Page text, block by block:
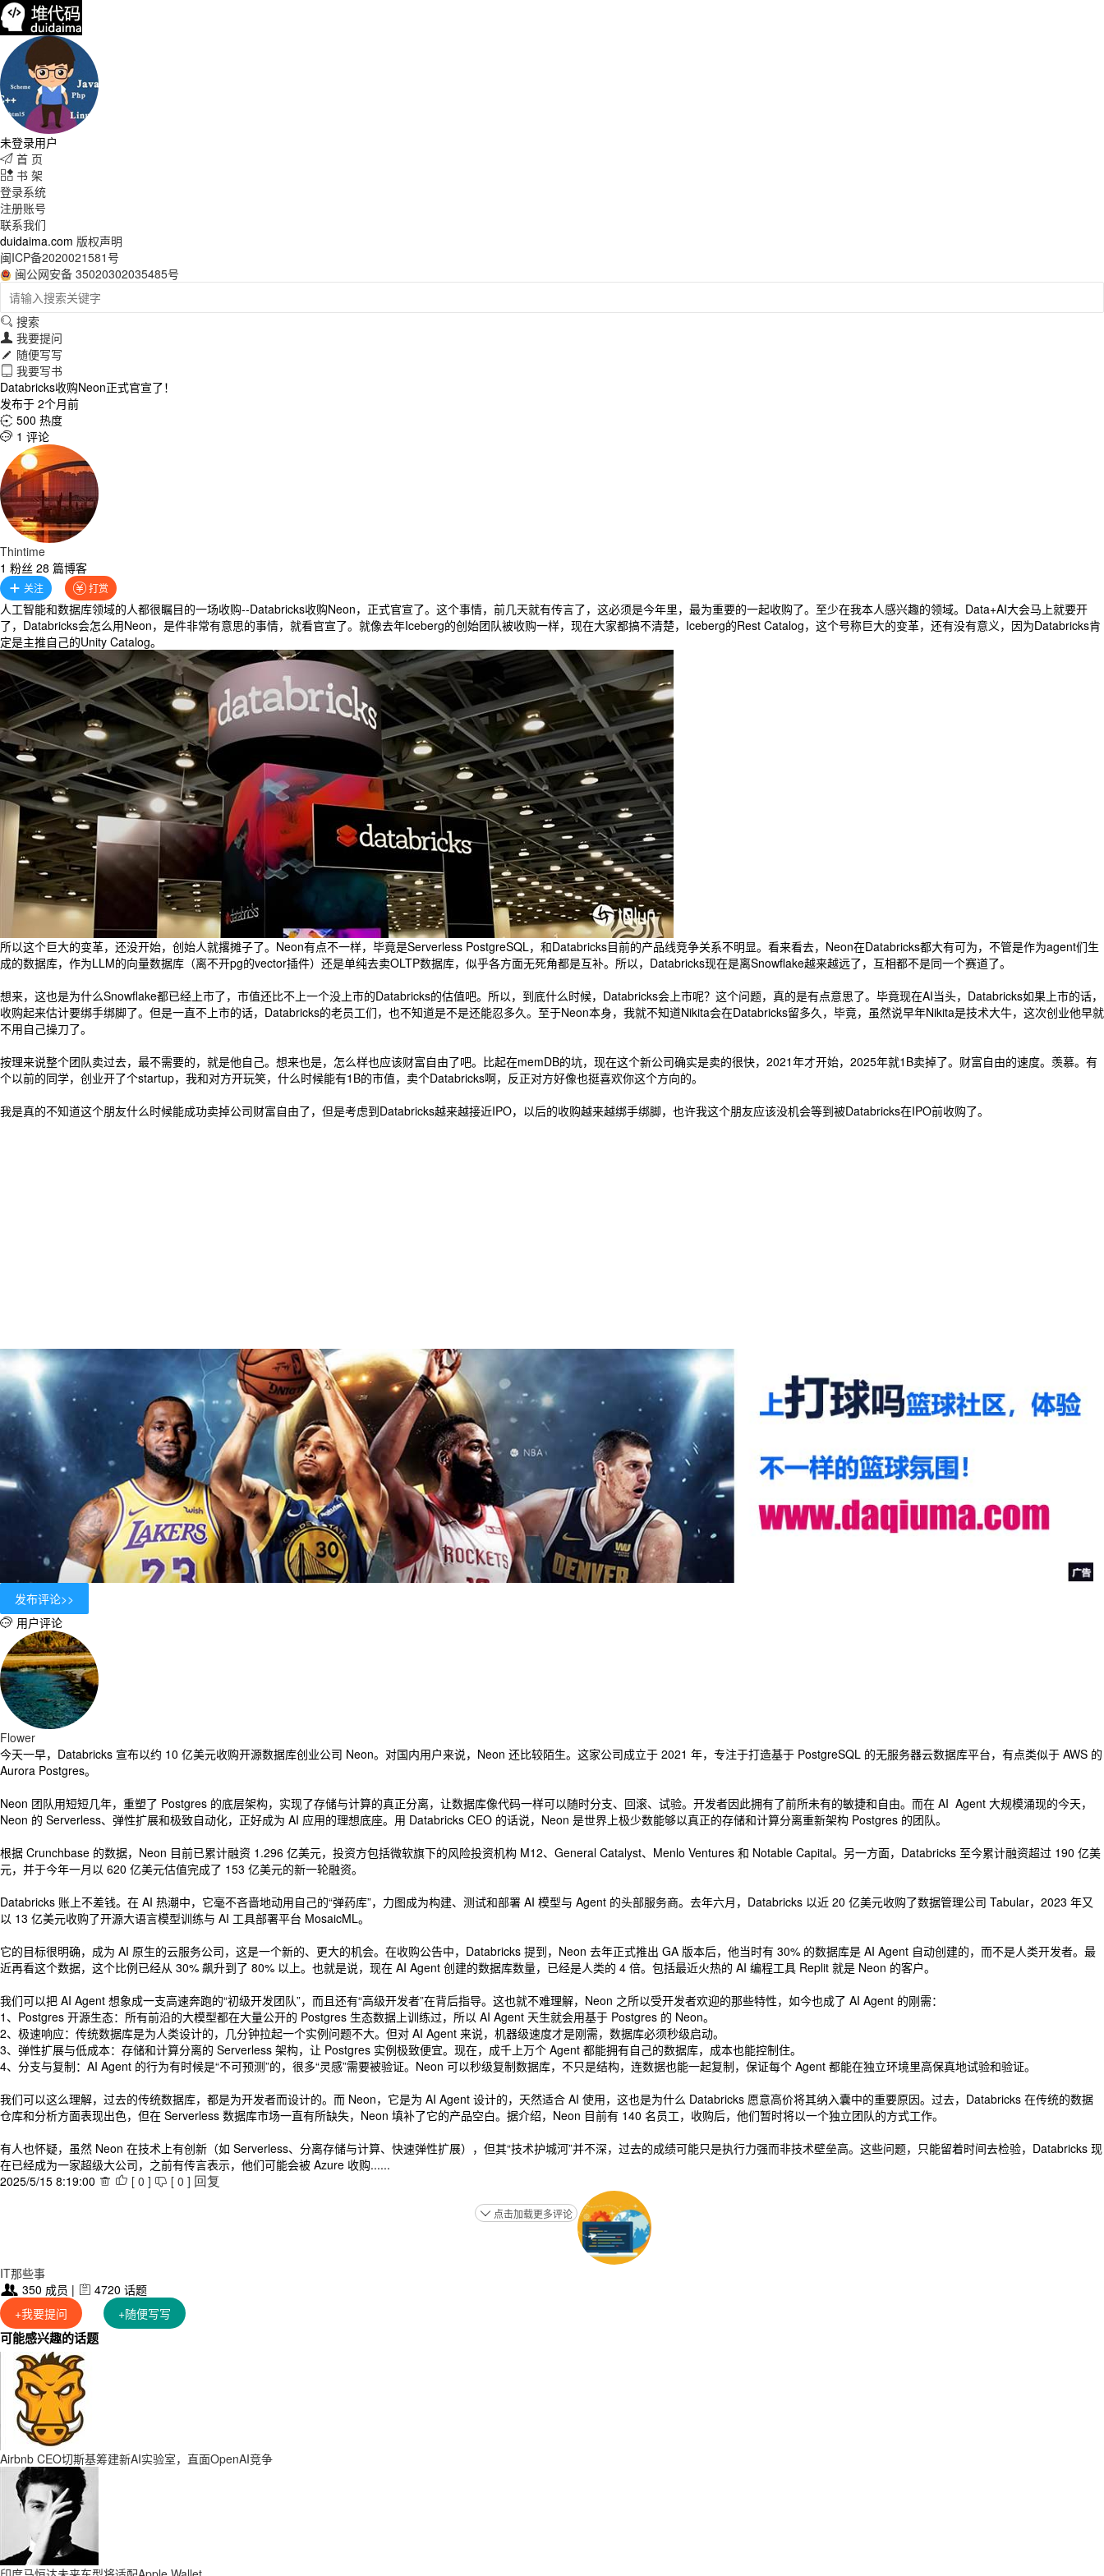
未登录用户
 首 页
 书 架
登录系统
注册账号
联系我们
duidaima.com 版权声明
闽ICP备2020021581号
闽公网安备 35020302035485号
 搜索
 我要提问
 随便写写
 我要写书
Databricks收购Neon正式官宣了！
发布于 2个月前
 500 热度
 1 评论
Thintime
1 粉丝 28 篇博客
 关注 打赏
人工智能和数据库领域的人都很瞩目的一场收购--Databricks收购Neon，正式官宣了。这个事情，前几天就有传言了，这必须是今年里，最为重要的一起收购了。至少在我本人感兴趣的领域。Data+AI大会马上就要开
了，Databricks会怎么用Neon，是件非常有意思的事情，就看官宣了。就像去年Iceberg的创始团队被收购一样，现在大家都搞不清楚，Iceberg的Rest Catalog，这个号称巨大的变革，还有没有意义，因为Databricks肯
定是主推自己的Unity Catalog。
所以这个巨大的变革，还没开始，创始人就撂摊子了。Neon有点不一样，毕竟是Serverless PostgreSQL，和Databricks目前的产品线竞争关系不明显。看来看去，Neon在Databricks都大有可为，不管是作为agent们生
成的数据库，作为LLM的向量数据库（离不开pg的vector插件）还是单纯去卖OLTP数据库，似乎各方面无死角都是互补。所以，Databricks现在是离Snowflake越来越远了，互相都不是同一个赛道了。
想来，这也是为什么Snowflake都已经上市了，市值还比不上一个没上市的Databricks的估值吧。所以，到底什么时候，Databricks会上市呢？这个问题，真的是有点意思了。毕竟现在AI当头，Databricks如果上市的话，
收购起来估计要绑手绑脚了。但是一直不上市的话，Databricks的老员工们，也不知道是不是还能忍多久。至于Neon本身，我就不知道Nikita会在Databricks留多久，毕竟，虽然说早年Nikita是技术大牛，这次创业他早就
不用自己操刀了。
按理来说整个团队卖过去，最不需要的，就是他自己。想来也是，怎么样也应该财富自由了吧。比起在memDB的坑，现在这个新公司确实是卖的很快，2021年才开始，2025年就1B卖掉了。财富自由的速度。羡慕。有
个以前的同学，创业开了个startup，我和对方开玩笑，什么时候能有1B的市值，卖个Databricks啊，反正对方好像也挺喜欢你这个方向的。
我是真的不知道这个朋友什么时候能成功卖掉公司财富自由了，但是考虑到Databricks越来越接近IPO，以后的收购越来越绑手绑脚，也许我这个朋友应该没机会等到被Databricks在IPO前收购了。
 用户评论
Flower
今天一早，Databricks 宣布以约 10 亿美元收购开源数据库创业公司 Neon。对国内用户来说，Neon 还比较陌生。这家公司成立于 2021 年，专注于打造基于 PostgreSQL 的无服务器云数据库平台，有点类似于 AWS 的
Aurora Postgres。
Neon 团队用短短几年，重塑了 Postgres 的底层架构，实现了存储与计算的真正分离，让数据库像代码一样可以随时分支、回滚、试验。开发者因此拥有了前所未有的敏捷和自由。而在 AI Agent 大规模涌现的今天，
Neon 的 Serverless、弹性扩展和极致自动化，正好成为 AI 应用的理想底座。用 Databricks CEO 的话说，Neon 是世界上极少数能够以真正的存储和计算分离重新架构 Postgres 的团队。
根据 Crunchbase 的数据，Neon 目前已累计融资 1.296 亿美元，投资方包括微软旗下的风险投资机构 M12、General Catalyst、Menlo Ventures 和 Notable Capital。另一方面，Databricks 至今累计融资超过 190 亿美
元，并于今年一月以 620 亿美元估值完成了 153 亿美元的新一轮融资。
Databricks 账上不差钱。在 AI 热潮中，它毫不吝啬地动用自己的“弹药库”，力图成为构建、测试和部署 AI 模型与 Agent 的头部服务商。去年六月，Databricks 以近 20 亿美元收购了数据管理公司 Tabular，2023 年又
以 13 亿美元收购了开源大语言模型训练与 AI 工具部署平台 MosaicML。
它的目标很明确，成为 AI 原生的云服务公司，这是一个新的、更大的机会。在收购公告中，Databricks 提到，Neon 去年正式推出 GA 版本后，他当时有 30% 的数据库是 AI Agent 自动创建的，而不是人类开发者。最
近再看这个数据，这个比例已经从 30% 飙升到了 80% 以上。也就是说，现在 AI Agent 创建的数据库数量，已经是人类的 4 倍。包括最近火热的 AI 编程工具 Replit 就是 Neon 的客户。
我们可以把 AI Agent 想象成一支高速奔跑的“初级开发团队”，而且还有“高级开发者”在背后指导。这也就不难理解，Neon 之所以受开发者欢迎的那些特性，如今也成了 AI Agent 的刚需：
1、Postgres 开源生态：所有前沿的大模型都在大量公开的 Postgres 生态数据上训练过，所以 AI Agent 天生就会用基于 Postgres 的 Neon。
2、极速响应：传统数据库是为人类设计的，几分钟拉起一个实例问题不大。但对 AI Agent 来说，机器级速度才是刚需，数据库必须秒级启动。
3、弹性扩展与低成本：存储和计算分离的 Serverless 架构，让 Postgres 实例极致便宜。现在，成千上万个 Agent 都能拥有自己的数据库，成本也能控制住。
4、分支与复制：AI Agent 的行为有时候是“不可预测”的，很多“灵感”需要被验证。Neon 可以秒级复制数据库，不只是结构，连数据也能一起复制，保证每个 Agent 都能在独立环境里高保真地试验和验证。
我们可以这么理解，过去的传统数据库，都是为开发者而设计的。而 Neon，它是为 AI Agent 设计的，天然适合 AI 使用，这也是为什么 Databricks 愿意高价将其纳入囊中的重要原因。过去，Databricks 在传统的数据
仓库和分析方面表现出色，但在 Serverless 数据库市场一直有所缺失，Neon 填补了它的产品空白。据介绍，Neon 目前有 140 名员工，收购后，他们暂时将以一个独立团队的方式工作。
有人也怀疑，虽然 Neon 在技术上有创新（如 Serverless、分离存储与计算、快速弹性扩展），但其“技术护城河”并不深，过去的成绩可能只是执行力强而非技术壁垒高。这些问题，只能留着时间去检验，Databricks 现
在已经成为一家超级大公司，之前有传言表示，他们可能会被 Azure 收购......
2025/5/15 8:19:00   [ 0 ]  [ 0 ] 回复
 点击加载更多评论
IT那些事
 350 成员 |  4720 话题
+我要提问
+随便写写
可能感兴趣的话题
Airbnb CEO切斯基筹建新AI实验室，直面OpenAI竞争